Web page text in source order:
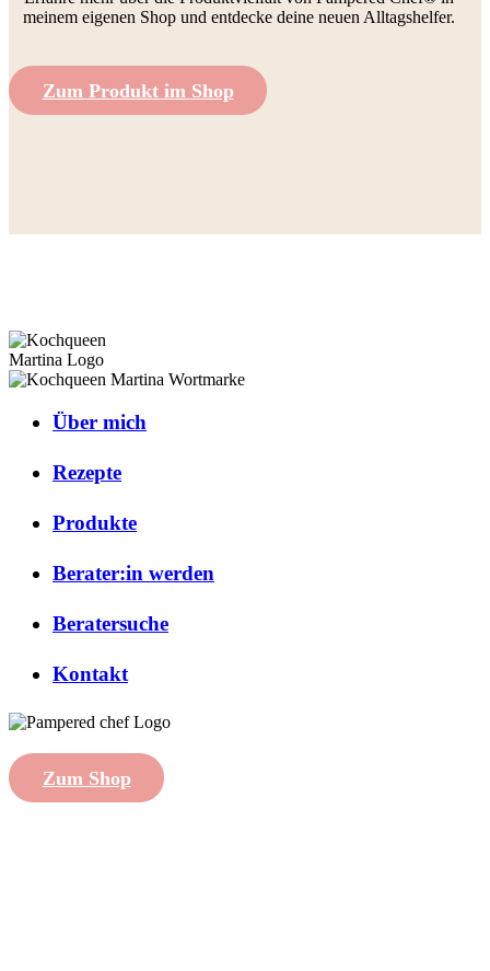
meinem eigenen Shop und entdecke deine neuen Alltagshelfer.
Zum Produkt im Shop
Über mich
Rezepte
Produkte
Berater:in werden
Beratersuche
Kontakt
Zum Shop